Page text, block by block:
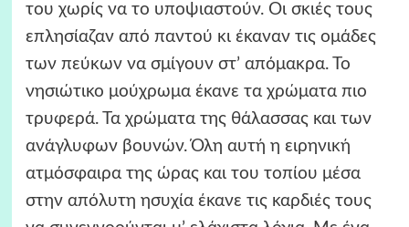
του χωρίς να το υποψιαστούν. Οι σκιές τους
επλησίαζαν από παντού κι έκαναν τις ομάδες
των πεύκων να σμίγουν στ’ απόμακρα. Το
νησιώτικο μούχρωμα έκανε τα χρώματα πιο
τρυφερά. Τα χρώματα της θάλασσας και των
ανάγλυφων βουνών. Όλη αυτή η ειρηνική
ατμόσφαιρα της ώρας και του τοπίου μέσα
στην απόλυτη ησυχία έκανε τις καρδιές τους